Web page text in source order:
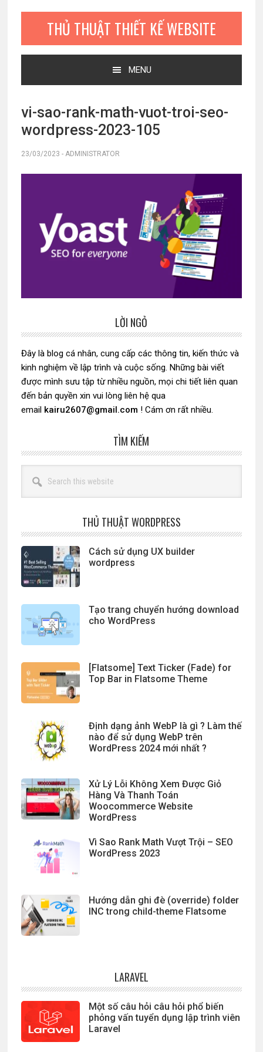
THỦ THUẬT THIẾT KẾ WEBSITE
MENU
vi-sao-rank-math-vuot-troi-seo-
wordpress-2023-105
23/03/2023 - ADMINISTRATOR
chính
LỜI NGỎ
Đây là blog cá nhân, cung cấp các thông tin, kiến thức và
kinh nghiệm về lập trình và cuộc sống. Những bài viết
được mình sưu tập từ nhiều nguồn, mọi chi tiết liên quan
đến bản quyền xin vui lòng liên hệ qua
email kairu2607@gmail.com ! Cám ơn rất nhiều.
TÌM KIẾM
this
website
THỦ THUẬT WORDPRESS
Cách sử dụng UX builder
wordpress
Tạo trang chuyển hướng download
cho WordPress
[Flatsome] Text Ticker (Fade) for
Top Bar in Flatsome Theme
Định dạng ảnh WebP là gì ? Làm thế
nào để sử dụng WebP trên
WordPress 2024 mới nhất ?
Xử Lý Lỗi Không Xem Được Giỏ
Hàng Và Thanh Toán
Woocommerce Website
WordPress
Vì Sao Rank Math Vượt Trội – SEO
WordPress 2023
Hướng dẫn ghi đè (override) folder
INC trong child-theme Flatsome
LARAVEL
Một số câu hỏi câu hỏi phổ biến
phỏng vấn tuyển dụng lập trình viên
Laravel